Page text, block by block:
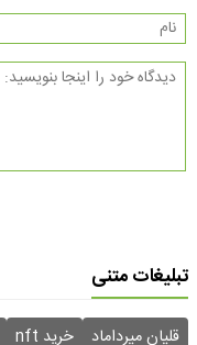
تبلیغات متنی
قلیان میرداماد خرید nft